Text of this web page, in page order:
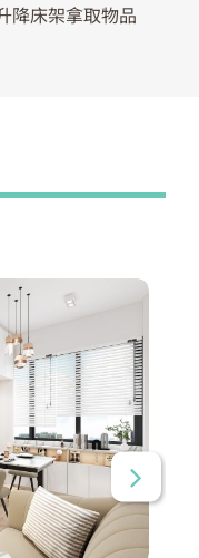
降床架拿取物品